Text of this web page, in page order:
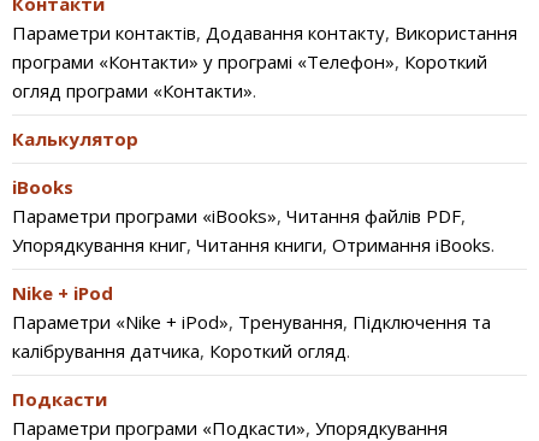
Параметри контактів, Додавання контакту, Використання
програми «Контакти» у програмі «Телефон», Короткий
огляд програми «Контакти».
Калькулятор
iBooks
Параметри програми «iBooks», Читання файлів PDF,
Упорядкування книг, Читання книги, Отримання iBooks.
Nike + iPod
Параметри «Nike + iPod», Тренування, Підключення та
калібрування датчика, Короткий огляд.
Подкасти
Параметри програми «Подкасти», Упорядкування